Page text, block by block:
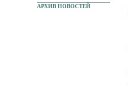
АРХИВ НОВОСТЕЙ